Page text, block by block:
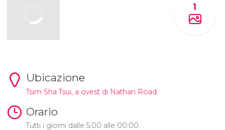
1
Ubicazione
Tsim Sha Tsui, a ovest di Nathan Road.
Orario
Tutti i giorni dalle 5:00 alle 00:00.